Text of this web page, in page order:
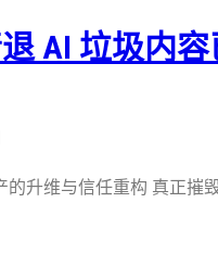
AI 垃圾内
升维与信任重构 真正摧